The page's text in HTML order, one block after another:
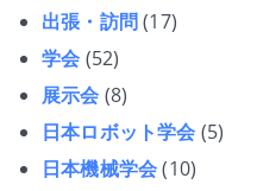
出張・訪問(17)
学会 (52)
展示会 (8)
日本ロボット学会 (5)
日本機械学会(10)